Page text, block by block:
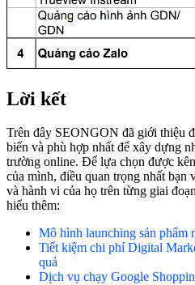
Lời kết
Trên đây SEONGON đã giới thiệu
biến và phù hợp nhất để xây dựng
trường online. Để lựa chọn được
của mình, điều quan trọng nhất bạn
và hành vi của họ trên từng giai
hiểu thêm:
Mô hình launching sản phẩm
Tiết kiệm chi phí Digital
quả
Dịch vụ chạy Google